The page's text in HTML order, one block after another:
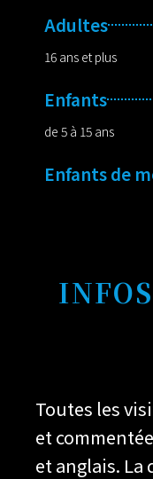
Adultes
16 ans et plus
Enfants
de 5 à 15 ans
Enfants de
INFOS
Toutes les
et
et anglais. La